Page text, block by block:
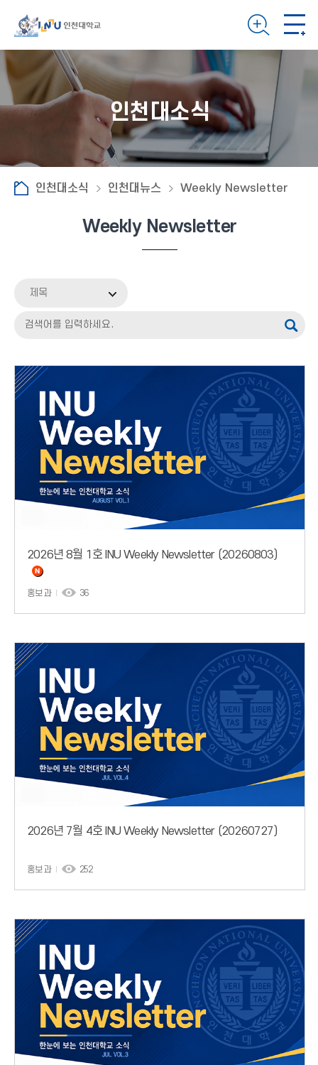
인천대소식
인천대소식 인천대뉴스 Weekly Newsletter
Weekly Newsletter
제목
2026년 8월 1호 INU Weekly Newsletter (20260803)
홍보과 36
2026년 7월 4호 INU Weekly Newsletter (20260727)
홍보과 252